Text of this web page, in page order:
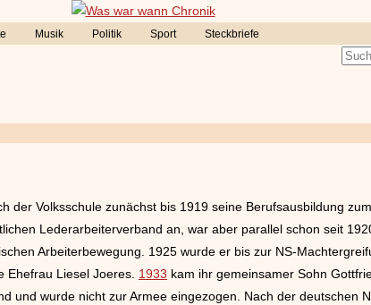
Musik Politik Sport Steckbriefe
der Volksschule zunächst bis 1919 seine Berufsausbildung
Lederarbeiterverband an, war aber parallel schon seit
Arbeiterbewegung. 1925 wurde er bis zur NS-
Ehefrau Liesel Joeres. 1933 kam ihr gemeinsamer Sohn
und wurde nicht zur Armee eingezogen. Nach der deutschen